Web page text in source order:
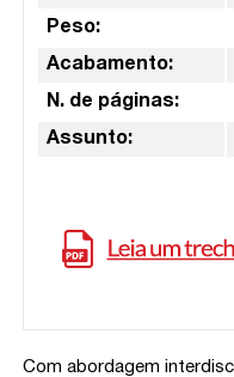
Peso:
Acabamento:
N. de páginas:
Assunto:
Com abordagem